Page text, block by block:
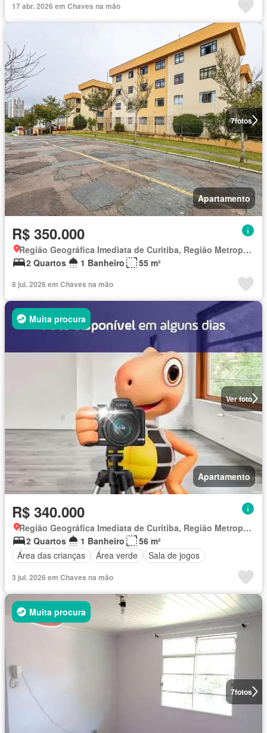
Cozinha integral
Totalmente mobiliado
17 abr. 2026 em Chaves na mão
7fotos
Apartamento
R$ 350.000
Região Geográfica Imediata de Curitiba, Região Metropolitana de Curitiba
2 Quartos
1 Banheiro 55 m²
8 jul. 2026 em Chaves na mão
Ver foto
Muita procura
Apartamento
R$ 340.000
Região Geográfica Imediata de Curitiba, Região Metropolitana de Curitiba
2 Quartos
1 Banheiro
56 m²
Área das crianças
Área verde Sala de jogos
3 jul. 2026 em Chaves na mão
7fotos
Muita procura